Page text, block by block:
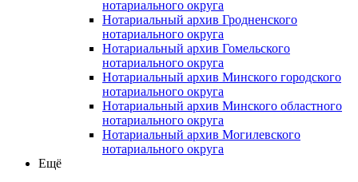
нотариального округа
Нотариальный архив Гродненского
нотариального округа
Нотариальный архив Гомельского
нотариального округа
Нотариальный архив Минского городского
нотариального округа
Нотариальный архив Минского областного
нотариального округа
Нотариальный архив Могилевского
нотариального округа
Ещё